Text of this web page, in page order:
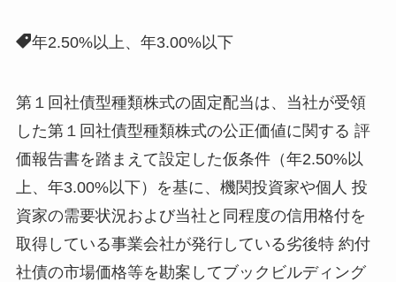
年2.50%以上、年3.00%以下
第１回社債型種類株式の固定配当は、当社が受領
した第１回社債型種類株式の公正価値に関する 評
価報告書を踏まえて設定した仮条件（年2.50%以
上、年3.00%以下）を基に、機関投資家や個人 投
資家の需要状況および当社と同程度の信用格付を
取得している事業会社が発行している劣後特 約付
社債の市場価格等を勘案してブックビルディング